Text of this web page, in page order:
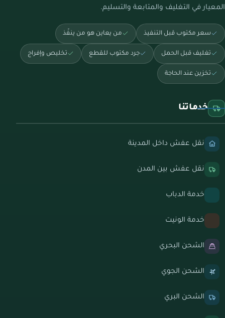
المعيار في التغليف والمتابعة والتسليم.
سعر مكتوب قبل التنفيذ من يعاين هو من ينفّذ
تغليف قبل الحمل جرد مكتوب للقطع تخليص وإفراج
تخزين عند الحاجة
خدماتنا
نقل عفش داخل المدينة
نقل عفش بين المدن
خدمة الدباب
خدمة الونيت
الشحن البحري
الشحن الجوي
الشحن البري